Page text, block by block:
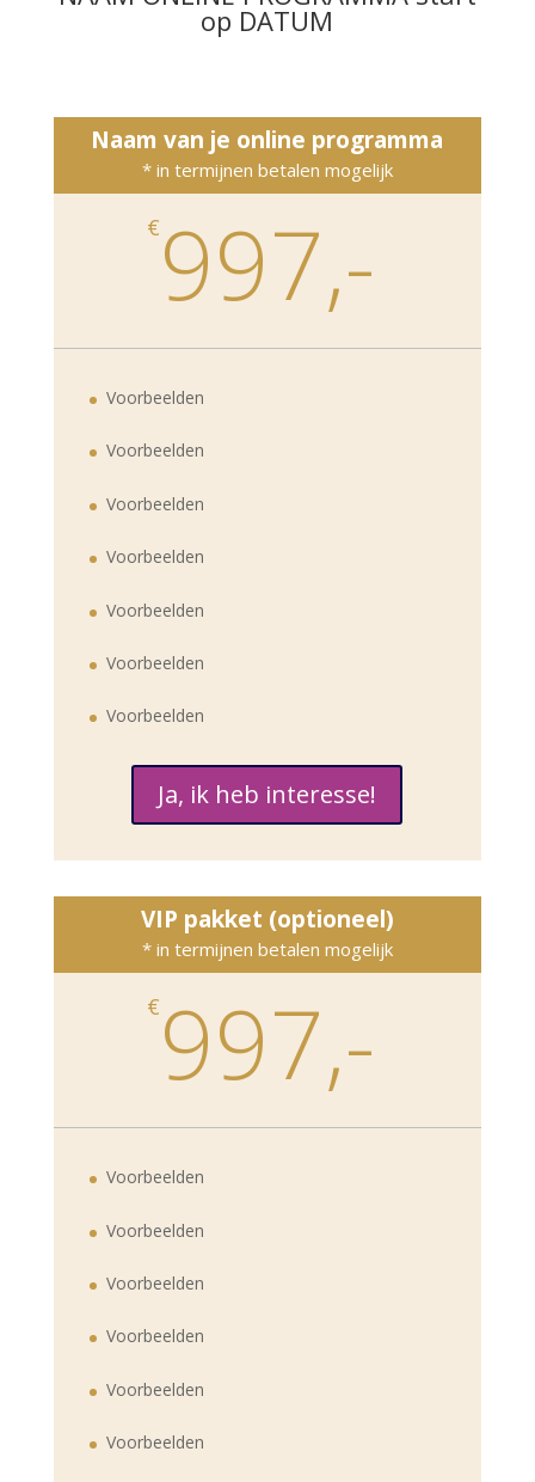
op DATUM
Naam van je online programma
* in termijnen betalen mogelijk
€ 997,-
Voorbeelden
Voorbeelden
Voorbeelden
Voorbeelden
Voorbeelden
Voorbeelden
Voorbeelden
Ja, ik heb interesse!
VIP pakket (optioneel)
* in termijnen betalen mogelijk
€ 997,-
Voorbeelden
Voorbeelden
Voorbeelden
Voorbeelden
Voorbeelden
Voorbeelden